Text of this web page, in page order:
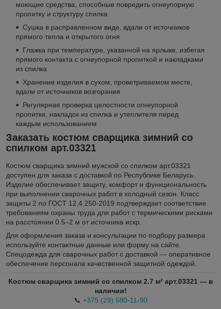
моющие средства, способные повредить огнеупорную
пропитку и структуру спилка
Сушка в расправленном виде, вдали от источников
прямого тепла и открытого огня
Глажка при температуре, указанной на ярлыке, избегая
прямого контакта с огнеупорной пропиткой и накладками
из спилка
Хранение изделия в сухом, проветриваемом месте,
вдали от источников возгорания
Регулярная проверка целостности огнеупорной
пропитки, накладок из спилка и утеплителя перед
каждым использованием
Заказать костюм сварщика зимний со
спилком арт.03321
Костюм сварщика зимний мужской со спилком арт.03321
доступен для заказа с доставкой по Республике Беларусь.
Изделие обеспечивает защиту, комфорт и функциональность
при выполнении сварочных работ в холодный сезон. Класс
защиты 2 по ГОСТ 12.4.250-2019 подтверждает соответствие
требованиям охраны труда для работ с термическими рисками
на расстоянии 0.5–2 м от источника искр.
Для оформления заказа и консультации по подбору размера
используйте контактные данные или форму на сайте.
Спецодежда для сварочных работ с доставкой — оперативное
обеспечение персонала качественной защитной одеждой.
Костюм сварщика зимний со спилком 2.7 м² арт.03321 — в
наличии!
📞 +375 (29) 580-11-90